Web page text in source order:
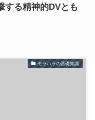
する精神的DVとも
モラハラの基礎知識